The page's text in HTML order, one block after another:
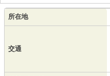
所在地
交通